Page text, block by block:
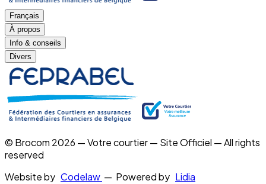
Français
À propos
Info & conseils
Divers
© Brocom 2026 — Votre courtier — Site Officiel — All rights
reserved
Website by Codelaw — Powered by Lidia